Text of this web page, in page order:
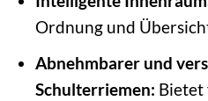
Ordnung und
Abnehmbarer und
Schulterriemen: Bietet